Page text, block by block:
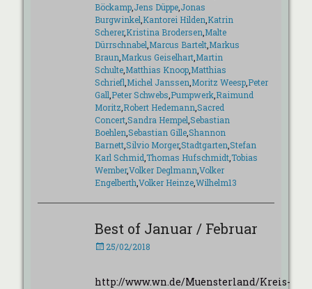
Böckamp, Jens Düppe, Jonas
Burgwinkel Kantorei Hilden Katrin
Scherer,Kristina Brodersen Malte
Dürrschnabel Marcus Bartelt, Markus
Braun Markus Geiselhart, Martin
Schulte, Matthias Knoop, Matthias
Schriefl Michel Janssen Moritz Weesp, Peter
Gall Peter Schwebs Pumpwerk, Raimund
Moritz Robert Hedemann Sacred
Concert,Sandra Hempel Sebastian
Boehlen Sebastian Gille,Shannon
Barnett,Silvio Morger,Stadtgarten Stefan
Karl Schmid Thomas Hufschmidt,Tobias
Wember,Volker Deglmann Volker
Engelberth Volker Heinze,Wilhelm13
Best of Januar / Februar
Veröffentlicht
25/02/2018
http://www.wn.de/Muensterland/Kreis-